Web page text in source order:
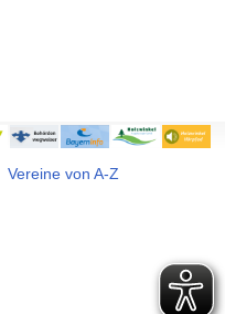
Vereine von A-Z